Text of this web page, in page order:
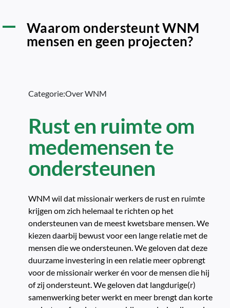
A
Waarom ondersteunt WNM
mensen en geen projecten?
Categorie:Over WNM
Rust en ruimte om
medemensen te
ondersteunen
WNM wil dat missionair werkers de rust en ruimte
krijgen om zich helemaal te richten op het
ondersteunen van de meest kwetsbare mensen. We
kiezen daarbij bewust voor een lange relatie met de
mensen die we ondersteunen. We geloven dat deze
duurzame investering in een relatie meer opbrengt
voor de missionair werker én voor de mensen die hij
of zij ondersteunt. We geloven dat langdurige(r)
samenwerking beter werkt en meer brengt dan korte